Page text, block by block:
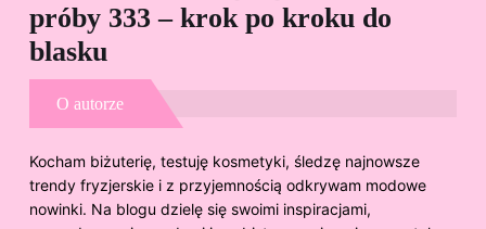
próby 333 – krok po kroku do
blasku
O autorze
Kocham biżuterię, testuję kosmetyki, śledzę najnowsze
trendy fryzjerskie i z przyjemnością odkrywam modowe
nowinki. Na blogu dzielę się swoimi inspiracjami,